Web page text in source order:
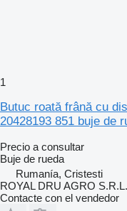
1
Butuc roată frână cu
20428193 851 buje de
Precio a consultar
Buje de rueda
Rumanía, Cristesti
ROYAL DRU AGRO S.R.L.
Contacte con el vendedor